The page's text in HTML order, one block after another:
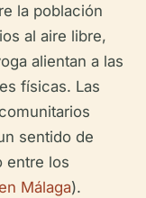
la población
al aire libre,
alientan a las
físicas. Las
sentido de
entre los
Málaga).